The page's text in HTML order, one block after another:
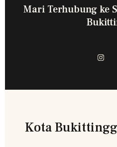
Mari Terhubung ke
Kota